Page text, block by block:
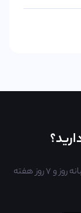
ما هر زمان که به ما نیاز داشته باشید ، ۲۴ ساعت شبانه روز و ۷ روز هفته